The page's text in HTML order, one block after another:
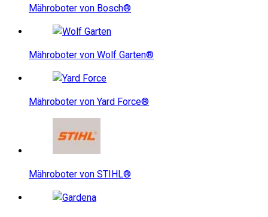
Mähroboter von Bosch®
Mähroboter von Wolf Garten®
Mähroboter von Yard Force®
Mähroboter von STIHL®